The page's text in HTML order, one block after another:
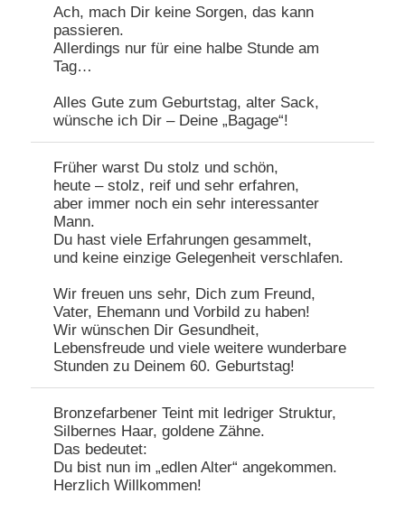
Ach, mach Dir keine Sorgen, das kann
passieren.
Allerdings nur für eine halbe Stunde am
Tag…
Alles Gute zum Geburtstag, alter Sack,
wünsche ich Dir – Deine „Bagage“!
Früher warst Du stolz und schön,
heute – stolz, reif und sehr erfahren,
aber immer noch ein sehr interessanter
Mann.
Du hast viele Erfahrungen gesammelt,
und keine einzige Gelegenheit verschlafen.
Wir freuen uns sehr, Dich zum Freund,
Vater, Ehemann und Vorbild zu haben!
Wir wünschen Dir Gesundheit,
Lebensfreude und viele weitere wunderbare
Stunden zu Deinem 60. Geburtstag!
Bronzefarbener Teint mit ledriger Struktur,
Silbernes Haar, goldene Zähne.
Das bedeutet:
Du bist nun im „edlen Alter“ angekommen.
Herzlich Willkommen!